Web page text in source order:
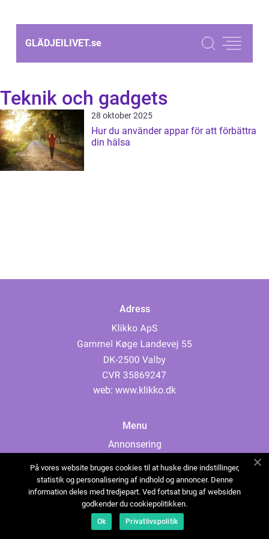
GLÄDJEILIVET.se
Teknik och gadgets
28 oktober 2025
Hur du använder appar för att förbättra
din hälsa
Adress
web: www.klikko.dk
Menu
Annonsering
Cookies
Kontakta oss
Sitemap
På vores website bruges cookies til at huske dine indstillinger,
statistik og personalisering af indhold og annoncer. Denne
information deles med tredjepart. Ved fortsat brug af websiden
godkender du cookiepolitikken.
Ok Privatlivspolitik